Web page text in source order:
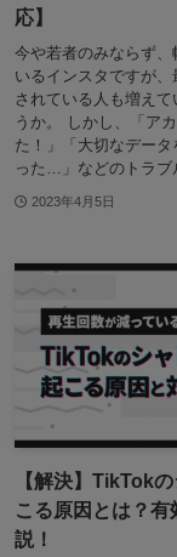
応】
今や若者のみならず
いるインスタですが
されている人も増え
うか。 しかし、「ア
た！」「大切なデー
った…」などのトラブ
2023年4月5日
【解決】TikTok
こる原因とは？有
説！